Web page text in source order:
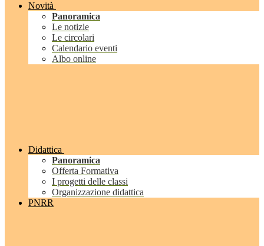
Novità
Panoramica
Le notizie
Le circolari
Calendario eventi
Albo online
Didattica
Panoramica
Offerta Formativa
I progetti delle classi
Organizzazione didattica
PNRR